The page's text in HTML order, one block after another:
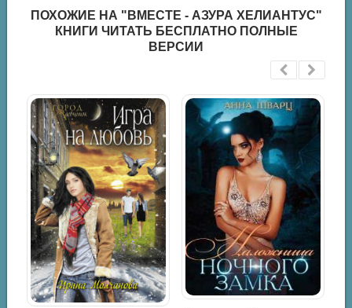
ПОХОЖИЕ НА "ВМЕСТЕ - АЗУРА ХЕЛИАНТУС"
КНИГИ ЧИТАТЬ БЕСПЛАТНО ПОЛНЫЕ
ВЕРСИИ